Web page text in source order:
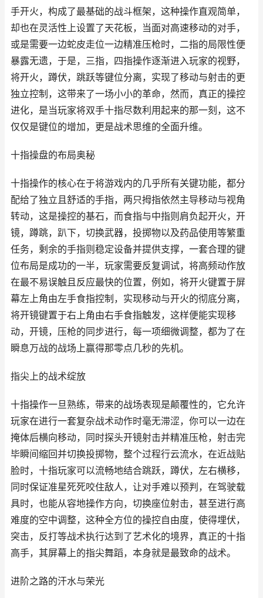
手开火，构成了最基础的战斗框架，这种操作直观简单，
却也在灵活性上设置了天花板，当面对高速移动的对手，
或是需要一边蛇皮走位一边精准压枪时，二指的局限性便
暴露无遗，于是，三指，四指操作逐渐进入玩家的视野，
将开火，蹲伏，跳跃等键位分离，实现了移动与射击的更
独立控制，这带来了一场小小的革命，然而，真正的操控
进化，是当玩家将双手十指尽数利用起来的那一刻，这不
仅仅是键位的增加，更是战术思维的全面升维。
十指操盘的布局奥秘
十指操作的核心在于将游戏内的几乎所有关键功能，都分
配给了独立且舒适的手指，两只拇指依然主导移动与视角
转动，这是操控的基石，而食指与中指则肩负起开火，开
镜，蹲跳，趴下，切换武器，投掷物以及药品使用等繁重
任务，剩余的手指则稳定设备并提供支撑，一套合理的键
位布局是成功的一半，玩家需要反复调试，将高频动作放
在最不易误触且反应最快的位置，例如，将开火键置于屏
幕左上角由左手食指控制，实现移动与开火的彻底分离，
将开镜键置于右上角由右手食指触发，这样便能实现移
动，开镜，压枪的同步进行，每一项细微调整，都为了在
瞬息万战的战场上赢得那零点几秒的先机。
指尖上的战术绽放
十指操作一旦熟练，带来的战场表现是颠覆性的，它允许
玩家在进行一套复杂战术动作时毫无滞涩，你可以一边在
掩体后横向移动，同时探头开镜射击并精准压枪，射击完
毕瞬间缩回并切换投掷物，整个过程行云流水，在近战贴
脸时，十指玩家可以流畅地结合跳跃，蹲伏，左右横移，
同时保证准星死死咬住敌人，让对手难以预判，在驾驶载
具时，也能从容地操作方向，切换座位射击，甚至进行高
难度的空中调整，这种全方位的操控自由度，使得埋伏，
突击，反打等战术执行达到了艺术化的境界，真正的十指
高手，其屏幕上的指尖舞蹈，本身就是最致命的战术。
进阶之路的汗水与荣光